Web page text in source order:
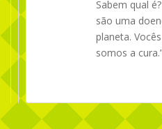
Sabem qual
são uma
planeta.
somos a